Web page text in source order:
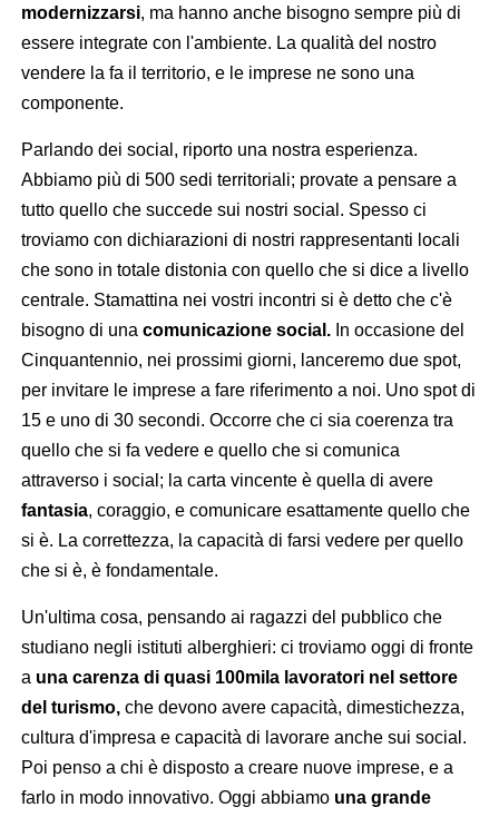
modernizzarsi, ma hanno anche bisogno sempre più di
essere integrate con l'ambiente. La qualità del nostro
vendere la fa il territorio, e le imprese ne sono una
componente.
Parlando dei social, riporto una nostra esperienza.
Abbiamo più di 500 sedi territoriali; provate a pensare a
tutto quello che succede sui nostri social. Spesso ci
troviamo con dichiarazioni di nostri rappresentanti locali
che sono in totale distonia con quello che si dice a livello
centrale. Stamattina nei vostri incontri si è detto che c'è
bisogno di una comunicazione social. In occasione del
Cinquantennio, nei prossimi giorni, lanceremo due spot,
per invitare le imprese a fare riferimento a noi. Uno spot di
15 e uno di 30 secondi. Occorre che ci sia coerenza tra
quello che si fa vedere e quello che si comunica
attraverso i social; la carta vincente è quella di avere
fantasia, coraggio, e comunicare esattamente quello che
si è. La correttezza, la capacità di farsi vedere per quello
che si è, è fondamentale.
Un'ultima cosa, pensando ai ragazzi del pubblico che
studiano negli istituti alberghieri: ci troviamo oggi di fronte
a una carenza di quasi 100mila lavoratori nel settore
del turismo,che devono avere capacità, dimestichezza,
cultura d'impresa e capacità di lavorare anche sui social.
Poi penso a chi è disposto a creare nuove imprese, e a
farlo in modo innovativo. Oggi abbiamo una grande